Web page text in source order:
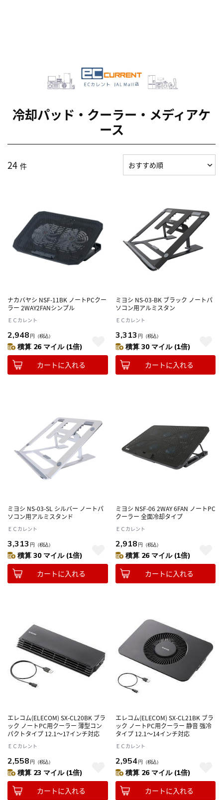
冷却パッド・クーラー・メディアケ
ース
24 件
ナカバヤシ NSF-11BK ノートPCクー
ラー 2WAY2FANシンプル
ＥＣカレント
2,948 円 （税込）
積算 26 マイル (1倍)
カートに入れる
ミヨシ NS-03-BK ブラック ノートパ
ソコン用アルミスタン
ＥＣカレント
3,313 円 （税込）
積算 30 マイル (1倍)
カートに入れる
ミヨシ NS-03-SL シルバー ノートパ
ソコン用アルミスタンド
ＥＣカレント
3,313 円 （税込）
積算 30 マイル (1倍)
カートに入れる
ミヨシ NSF-06 2WAY 6FAN ノートPC
クーラー 全面冷却タイプ
ＥＣカレント
2,918 円 （税込）
積算 26 マイル (1倍)
カートに入れる
エレコム(ELECOM) SX-CL20BK ブラ
ック ノートPC用クーラー 薄型コン
パクトタイプ 12.1～17インチ対応
ＥＣカレント
2,558 円 （税込）
積算 23 マイル (1倍)
カートに入れる
エレコム(ELECOM) SX-CL21BK ブラ
ック ノートPC用クーラー 静音 強冷
タイプ 12.1～14インチ対応
ＥＣカレント
2,954円 （税込）
積算 26 マイル (1倍)
カートに入れる